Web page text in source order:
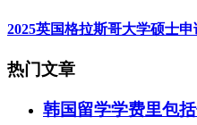
2025英国格拉斯哥大学硕士
热门文章
韩国留学学费里包